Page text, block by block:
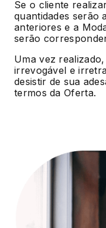
Se o cliente
quantidades serão
anteriores e a
serão
Uma vez
irrevogável e
desistir de sua
termos da Oferta.